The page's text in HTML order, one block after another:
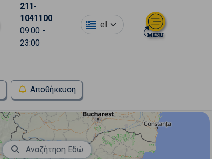
211-
1041100
09:00 -
23:00
el
Αποθήκευση
Αναζήτηση Εδώ